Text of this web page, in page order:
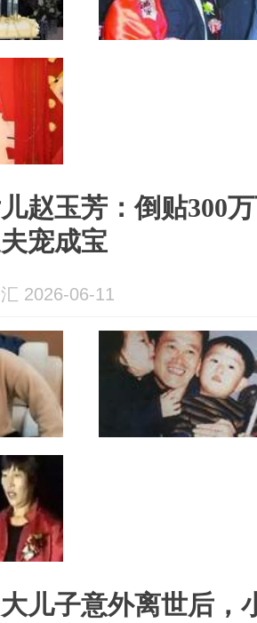
赵玉芳：倒贴300
宠成宝
2026-06-11
儿子意外离世后，